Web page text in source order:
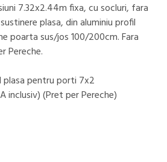
7.32x2.44m fixa, cu socluri, fara
plasa, din aluminiu profil
poarta sus/jos 100/200cm. Fara
Pereche.
plasa pentru porti 7x2
inclusiv) (Pret per Pereche)